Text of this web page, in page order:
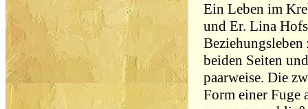
Ein Leben im
und Er. Lina
beiden Seiten
paarweise. Die
Form einer Fuge